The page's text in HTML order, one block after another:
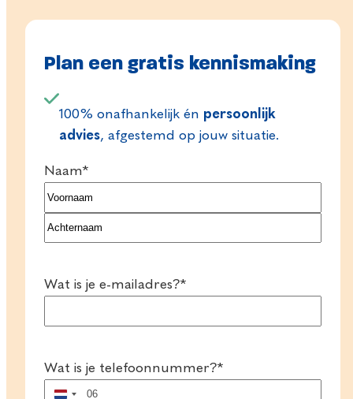
Plan een gratis kennismaking
100% onafhankelijk én persoonlijk
advies, afgestemd op jouw situatie.
Naam*
Voornaam
Wat is je e-mailadres?*
Wat is je telefoonnummer?*